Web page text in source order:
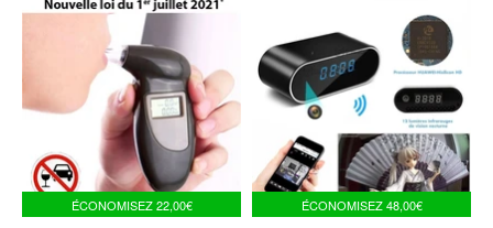
ÉCONOMISEZ22,00€ ÉCONOMISEZ48,00€